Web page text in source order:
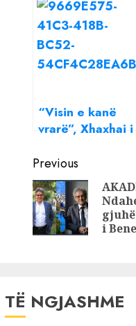
“Visin e kanë
vrarë”, Xhaxhai i
deklaratën e
fortë: I kanë
zhdukur
kufomën, ka
gisht
Continue
Reading
Previous
i
TË NGJASHME